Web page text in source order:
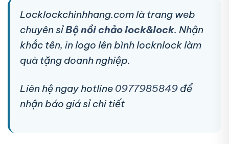
Locklockchinhhang.com là trang web
chuyên sỉBộ nồi chảo lock&lock. Nhận
khắc tên, in logo lên bình locknlock làm
quà tặng doanh nghiệp.
Liên hệ ngay hotline 0977985849 để
nhận báo giá sỉ chi tiết